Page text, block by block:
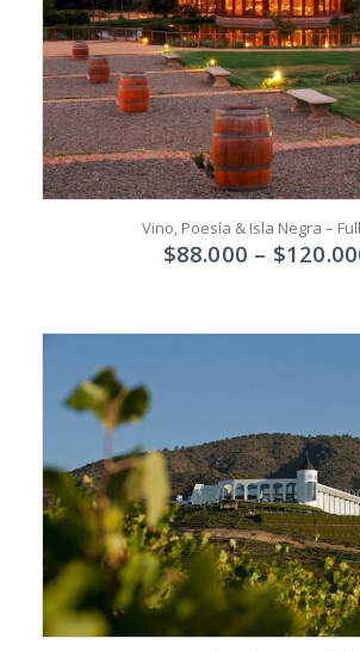
Vino, Poesía & Isla Negra –
$88.000 – $